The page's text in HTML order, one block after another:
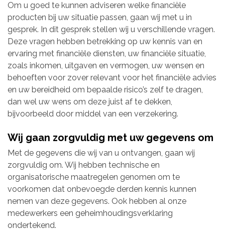
Om u goed te kunnen adviseren welke financiële
producten bij uw situatie passen, gaan wij met u in
gesprek. In dit gesprek stellen wij u verschillende vragen.
Deze vragen hebben betrekking op uw kennis van en
ervaring met financiële diensten, uw financiële situatie,
zoals inkomen, uitgaven en vermogen, uw wensen en
behoeften voor zover relevant voor het financiële advies
en uw bereidheid om bepaalde risico’s zelf te dragen,
dan wel uw wens om deze juist af te dekken,
bijvoorbeeld door middel van een verzekering.
Wij gaan zorgvuldig met uw gegevens om
Met de gegevens die wij van u ontvangen, gaan wij
zorgvuldig om. Wij hebben technische en
organisatorische maatregelen genomen om te
voorkomen dat onbevoegde derden kennis kunnen
nemen van deze gegevens. Ook hebben al onze
medewerkers een geheimhoudingsverklaring
ondertekend.